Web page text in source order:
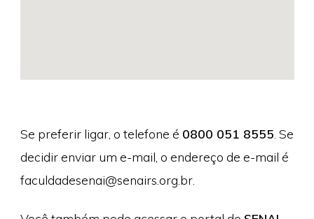
Se preferir ligar, o telefone é 0800 051 8555 . Se
decidir enviar um e-mail, o endereço de e-mail é
faculdadesenai@senairs.org.br.